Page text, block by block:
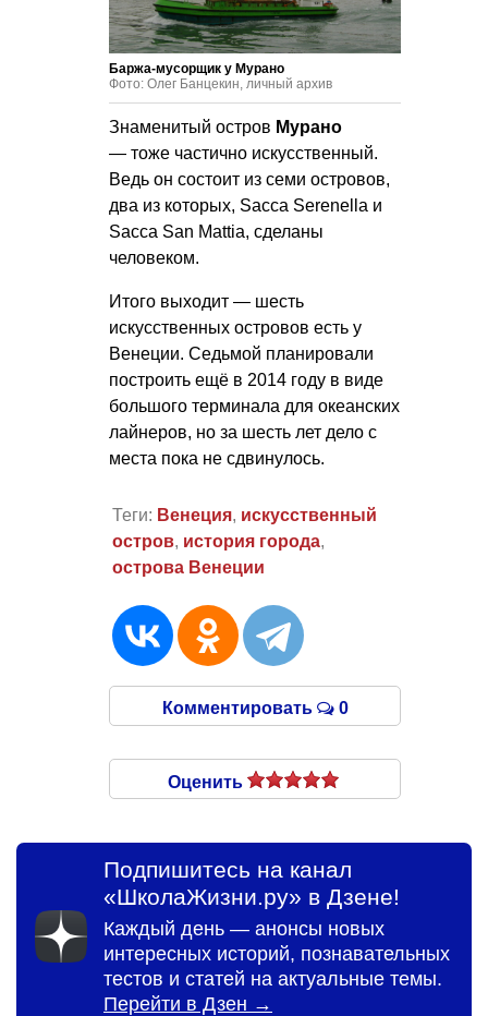
Баржа-мусорщик у Мурано
Фото: Олег Банцекин, личный архив
Знаменитый остров Мурано
— тоже частично искусственный.
Ведь он состоит из семи островов,
два из которых, Sacca Serenella и
Sacca San Mattia, сделаны
человеком.
Итого выходит — шесть
искусственных островов есть у
Венеции. Седьмой планировали
построить ещё в 2014 году в виде
большого терминала для океанских
лайнеров, но за шесть лет дело с
места пока не сдвинулось.
Теги: Венеция, искусственный
остров, история города,
острова Венеции
Комментировать 0
Оценить
Подпишитесь на канал
«ШколаЖизни.ру» в Дзене!
Каждый день — анонсы новых
интересных историй, познавательных
тестов и статей на актуальные темы.
Перейти в Дзен →